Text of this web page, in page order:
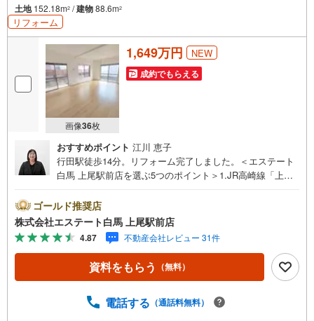
土地152.18m2 /建物88.6m2
リフォーム
画像36枚
1,649万円 NEW
成約でもらえる
おすすめポイント 江川 恵子
行田駅徒歩14分。リフォーム完了しました。＜エステート
白馬 上尾駅前店を選ぶ5つのポイント＞1.JR高崎線「上尾
に立地。2.無料駐車場完備のお店立体駐車場は全480台収容
可。駐車場完備してます。3.大型キッズスペース当店自慢
のキッズスペースをぜひご覧ください。店内におむつ替え
コーナーもご用意してます。4.年中無休・365日営業でお手
伝い営業時間:10時～20時まで。スピードある対応が自慢の
お店です。5.提携FPへの無料個別相談サービス社外の中立
について、老後や学費等も含めたシミュレーションをご提
ゴールド推奨店
株式会社エステート白馬 上尾駅前店
4.87 不動産会社レビュー 31件
資料をもらう （無料）
電話する （通話料無料）